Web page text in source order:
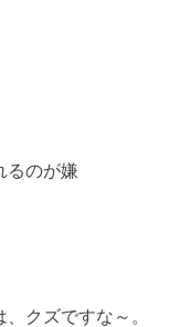
るのが嫌
クズですな～。